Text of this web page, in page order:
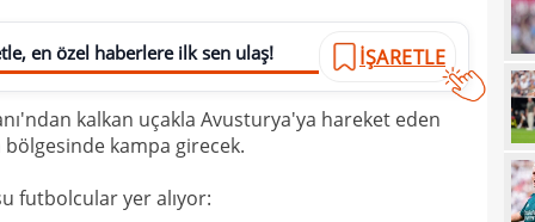
en özel haberlere ilk sen ulaş! İŞARETLE
kalkan uçakla Avusturya'ya hareket eden
bölgesinde kampa girecek.
futbolcular yer alıyor:
gitti